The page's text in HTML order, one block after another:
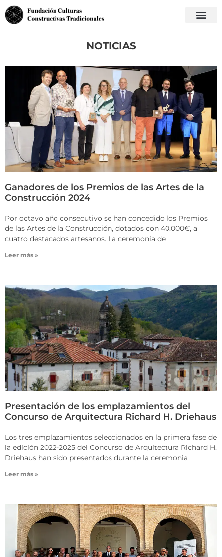
NOTICIAS
Ganadores de los Premios de las Artes de la
Construcción 2024
Por octavo año consecutivo se han concedido los Premios
de las Artes de la Construcción, dotados con 40.000€, a
cuatro destacados artesanos. La ceremonia de
Leer más »
Presentación de los emplazamientos del
Concurso de Arquitectura Richard H. Driehaus
Los tres emplazamientos seleccionados en la primera fase de
la edición 2022-2025 del Concurso de Arquitectura Richard H.
Driehaus han sido presentados durante la ceremonia
Leer más »